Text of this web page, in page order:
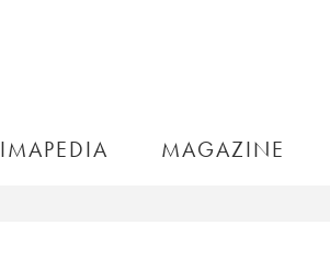
IMAPEDIA MAGAZINE